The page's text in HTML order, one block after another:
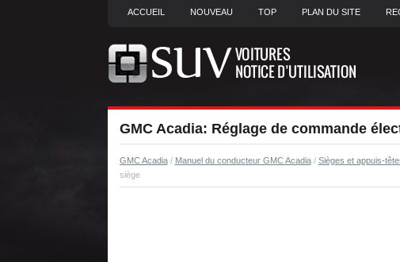
ACCUEIL NOUVEAU TOP PLAN DU SITE
GMC Acadia: Réglage de commande
GMC Acadia/ Manuel du conducteur GMC Acadia/ Sièges et appuis-
siège